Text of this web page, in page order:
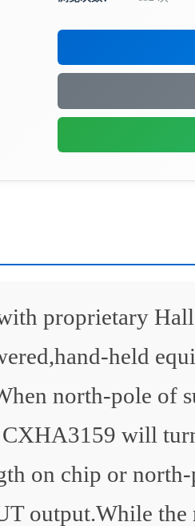
proprietary
held
north-pole of
will
on chip or
output.While